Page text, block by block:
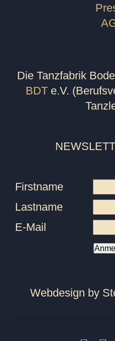
Die Tanzfabrik
BDT e.V.
Firstname
Lastname
E-Mail
Webdesign by